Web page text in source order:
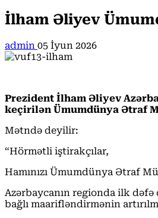
İlham Əliyev
admin 05 İyun 2026
Prezident İlham Əliyev
keçirilən Ümumdünya Ətraf
Mətndə deyilir:
“Hörmətli iştirakçılar,
Hamınızı Ümumdünya Ətraf
Azərbaycanın regionda ilk
bağlı maarifləndirmənin